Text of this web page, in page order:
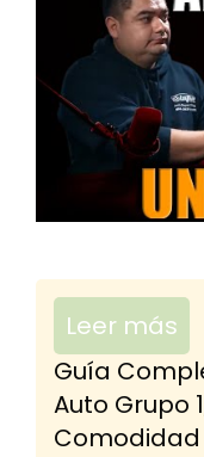
Leer más
Guía
Auto Grupo